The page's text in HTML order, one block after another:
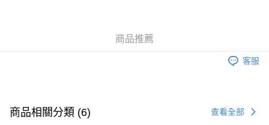
商品推薦
客服
商品相關分類 (6) 查看全部